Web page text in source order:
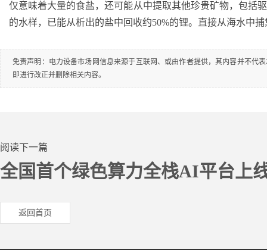
仅意味着大量的食盐，还可能从中提取其他珍贵矿物，包括
的水样，已能从析出的盐中回收约50%的锂。直接从海水中
免责声明：电力设备市场网信息来源于互联网、或由作者提供，其内容并不代
即进行改正并删除相关内容。
阅读下一篇
全国首个绿色算力全栈AI平台上
返回首页